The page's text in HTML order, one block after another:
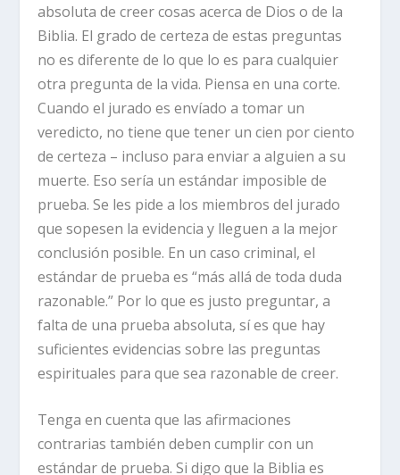
absoluta de creer cosas acerca de Dios o de la
Biblia. El grado de certeza de estas preguntas
no es diferente de lo que lo es para cualquier
otra pregunta de la vida. Piensa en una corte.
Cuando el jurado es envíado a tomar un
veredicto, no tiene que tener un cien por ciento
de certeza – incluso para enviar a alguien a su
muerte. Eso sería un estándar imposible de
prueba. Se les pide a los miembros del jurado
que sopesen la evidencia y lleguen a la mejor
conclusión posible. En un caso criminal, el
estándar de prueba es “más allá de toda duda
razonable.” Por lo que es justo preguntar, a
falta de una prueba absoluta, sí es que hay
suficientes evidencias sobre las preguntas
espirituales para que sea razonable de creer.
Tenga en cuenta que las afirmaciones
contrarias también deben cumplir con un
estándar de prueba. Si digo que la Biblia es